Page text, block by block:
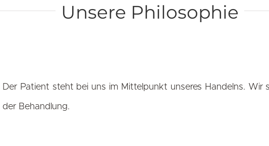
Unsere Philosophie
Der Patient steht bei uns im Mittelpunkt unseres Handelns. Wir
der Behandlung.